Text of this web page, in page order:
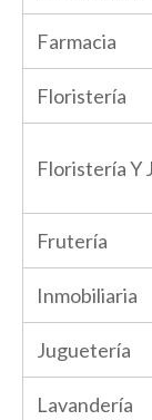
Farmacia
Floristería
Floristería Y
Frutería
Inmobiliaria
Juguetería
Lavandería